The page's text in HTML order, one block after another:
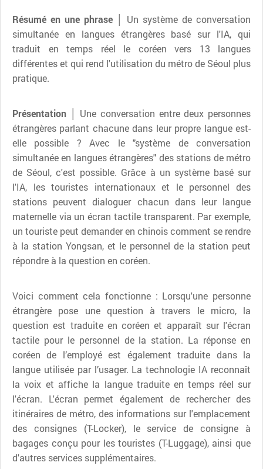
Résumé en une phrase │ Un système de conversation
simultanée en langues étrangères basé sur l'IA, qui
traduit en temps réel le coréen vers 13 langues
différentes et qui rend l'utilisation du métro de Séoul plus
pratique.
Présentation │ Une conversation entre deux personnes
étrangères parlant chacune dans leur propre langue est-
elle possible ? Avec le "système de conversation
simultanée en langues étrangères" des stations de métro
de Séoul, c'est possible. Grâce à un système basé sur
l'IA, les touristes internationaux et le personnel des
stations peuvent dialoguer chacun dans leur langue
maternelle via un écran tactile transparent. Par exemple,
un touriste peut demander en chinois comment se rendre
à la station Yongsan, et le personnel de la station peut
répondre à la question en coréen.
Voici comment cela fonctionne : Lorsqu'une personne
étrangère pose une question à travers le micro, la
question est traduite en coréen et apparaît sur l'écran
tactile pour le personnel de la station. La réponse en
coréen de l’employé est également traduite dans la
langue utilisée par l’usager. La technologie IA reconnaît
la voix et affiche la langue traduite en temps réel sur
l'écran. L'écran permet également de rechercher des
itinéraires de métro, des informations sur l'emplacement
des consignes (T-Locker), le service de consigne à
bagages conçu pour les touristes (T-Luggage), ainsi que
d'autres services supplémentaires.